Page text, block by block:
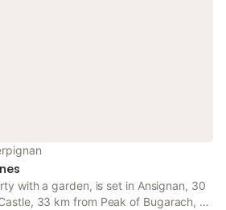
with a garden, is set in Ansignan, 30
33 km from Peak of Bugarach, as